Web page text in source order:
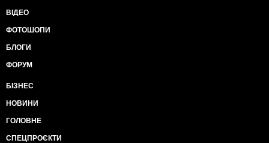
ВІДЕО
ФОТОШОПИ
БЛОГИ
ФОРУМ
БІЗНЕС
НОВИНИ
ГОЛОВНЕ
СПЕЦПРОЄКТИ